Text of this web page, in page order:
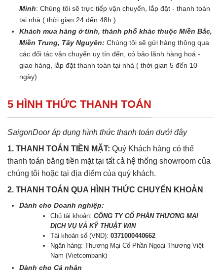
Minh: Chúng tôi sẽ trực tiếp vận chuyển, lắp đặt - thanh toán
tại nhà ( thời gian 24 đến 48h )
Khách mua hàng ở tỉnh, thành phố khác thuộc Miền Bắc,
Miền Trung, Tây Nguyên: Chúng tôi sẽ gửi hàng thông qua
các đối tác vận chuyển uy tín đến, có bảo lãnh hàng hoá -
giao hàng, lắp đặt thanh toán tại nhà ( thời gian 5 đến 10
ngày)
5 HÌNH THỨC THANH TOÁN
SaigonDoor áp dụng hình thức thanh toán dưới đây
1. THANH TOÁN TIỀN MẶT: Quý Khách hàng có thể
thanh toán bằng tiền mặt tại tất cả hệ thống showroom của
chúng tôi hoặc tại địa điểm của quý khách.
2. THANH TOÁN QUA HÌNH THỨC CHUYỂN KHOẢN
Dành cho Doanh nghiệp:
Chủ tài khoản:CÔNG TY CỔ PHẦN THƯƠNG MẠI
DỊCH VỤ VÀ KỸ THUẬT WIN
Tài khoản số (VND):0371000440662
Ngân hàng: Thương Mại Cổ Phần Ngoại Thương Việt
Nam (Vietcombank)
Dành cho Cá nhân